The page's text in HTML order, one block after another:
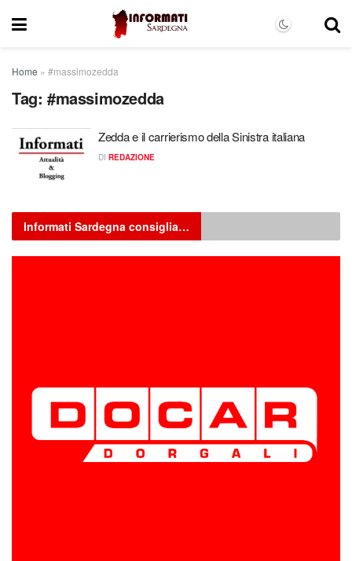
Home » #massimozedda
Tag: #massimozedda
Zedda e il carrierismo della Sinistra italiana
DI REDAZIONE
Informati Sardegna consiglia…